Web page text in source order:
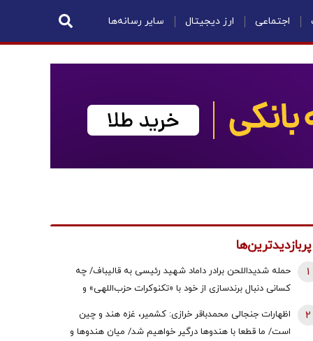
اجتماعی ارز دیجیتال سایر رسانه‌ها
پربازدیدترین‌ها
حمله شدیداللحن برادر داماد شهید رئیسی به قالیباف/ چه
کسانی دنبال برندسازی از خود با «تکنوکرات حزب‌اللهی» و
1
اظهارات جنجالی محمدباقر خرازی: کشمیر، غزه هند و چین
است/ ما قطعا با هندوها درگیر خواهیم شد/ میان هندوها و
2